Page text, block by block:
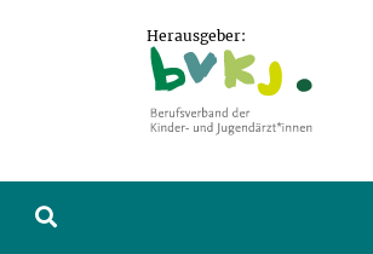
Herausgeber: